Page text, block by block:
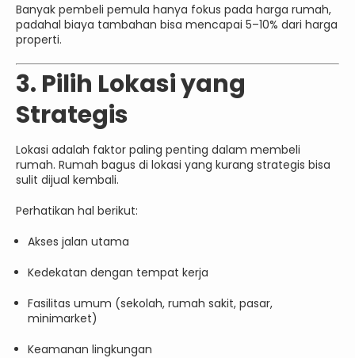
Banyak pembeli pemula hanya fokus pada harga rumah,
padahal biaya tambahan bisa mencapai 5–10% dari harga
properti.
3. Pilih Lokasi yang
Strategis
Lokasi adalah faktor paling penting dalam membeli
rumah. Rumah bagus di lokasi yang kurang strategis bisa
sulit dijual kembali.
Perhatikan hal berikut:
Akses jalan utama
Kedekatan dengan tempat kerja
Fasilitas umum (sekolah, rumah sakit, pasar,
minimarket)
Keamanan lingkungan